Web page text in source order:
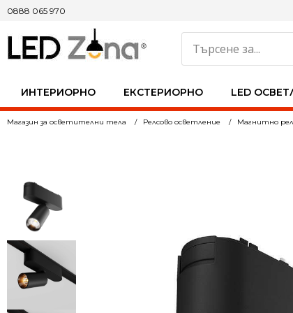
ИНТЕРИОРНО ЕКСТЕРИОРНО LED
0888 065 970
Магазин за осветителни тела Релсово осветление Магнитно